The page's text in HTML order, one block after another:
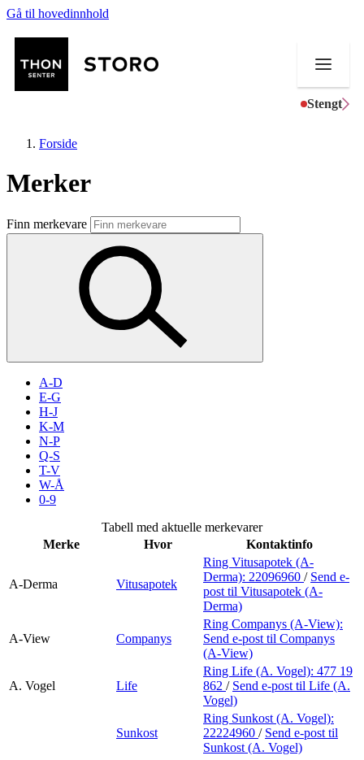
Gå til hovedinnhold
Stengt
Butikker
Mat og drikke
Aktiviteter
Merker
Inspirasjon
Søk
Åpningstider
Praktisk informasjon
Magasin
Forside
Merker
Finn merkevare
A-D
E-G
H-J
K-M
N-P
Q-S
T-V
W-Å
0-9
Tabell med aktuelle merkevarer
Merke
Hvor Kontaktinfo
A-Derma Vitusapotek
Ring Vitusapotek (A-
Derma): 22096960 / Send e-
post til Vitusapotek (A-
Derma)
A-View Companys
Ring Companys (A-View):
Send e-post til Companys
(A-View)
A. Vogel Life
Ring Life (A. Vogel): 477 19
862 / Send e-post til Life (A.
Vogel)
Sunkost
Ring Sunkost (A. Vogel):
22224960 / Send e-post til
Sunkost (A. Vogel)